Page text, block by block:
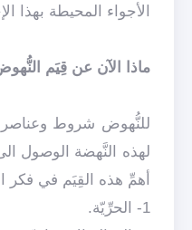
الأجواء المحيطة بهذا
ماذا الآن عن قِيَم
للنُّهوض شروط وعناصر
لهذه النَّهضة الوصول
أهمِّ هذه القِيَم في فكر
1- الحرِّيّة.